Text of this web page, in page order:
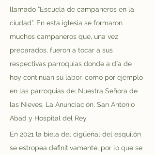
llamado “Escuela de campaneros en la
ciudad”. En esta iglesia se formaron
muchos campaneros que, una vez
preparados, fueron a tocar a sus
respectivas parroquias donde a día de
hoy continúan su labor, como por ejemplo
en las parroquias de: Nuestra Señora de
las Nieves, La Anunciación, San Antonio
Abad y Hospital del Rey.
En 2021 la biela del cigüeñal del esquilón
se estropea definitivamente, por lo que se